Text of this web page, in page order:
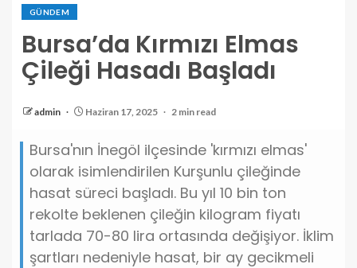
GÜNDEM
Bursa’da Kırmızı Elmas
Çileği Hasadı Başladı
admin Haziran 17, 2025 2 min read
Bursa'nın İnegöl ilçesinde 'kırmızı elmas'
olarak isimlendirilen Kurşunlu çileğinde
hasat süreci başladı. Bu yıl 10 bin ton
rekolte beklenen çileğin kilogram fiyatı
tarlada 70-80 lira ortasında değişiyor. İklim
şartları nedeniyle hasat, bir ay gecikmeli